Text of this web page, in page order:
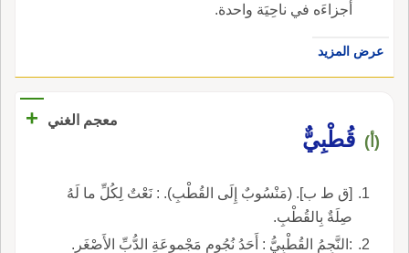
أجزاءَه في ناحِيَة واحدة.
عرض المزيد
معجم الغني +
(أ) قُطْبِيٌّ
[ق ط ب]. (مَنْسُوبٌ إِلَى القُطْبِ). : نَعْتٌ لِكُلِّ ما لَهُ
صِلَةٌ بِالقُطْبِ.
:النَّجِمُ القُطْبِيُّ : أَحَدُ نُجُومِ مَجْموعَةِ الدُّبِّ الأَصْغَرِ.